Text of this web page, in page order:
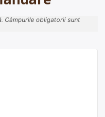
Câmpurile obligatorii sunt